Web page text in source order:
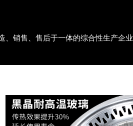
、销售、售后于一体的综合性生产企业